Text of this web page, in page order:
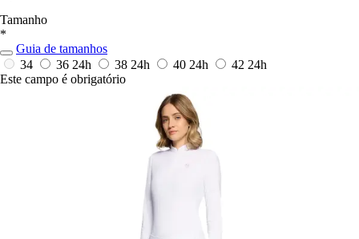
Tamanho
*
Guia de tamanhos
34
36 24h 38 24h 40 24h 42 24h
Este campo é obrigatório